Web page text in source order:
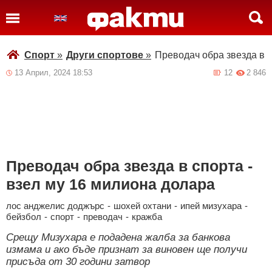
Спорт » Други спортове » Преводач обра звезда в
13 Април, 2024 18:53 2 846
12
Преводач обра звезда в спорта -
взел му 16 милиона долара
лос анджелис доджърс - шохей охтани - ипей мизухара -
бейзбол - спорт - преводач - кражба
Срещу Мизухара е подадена жалба за банкова
измама и ако бъде признат за виновен ще получи
присъда от 30 години затвор